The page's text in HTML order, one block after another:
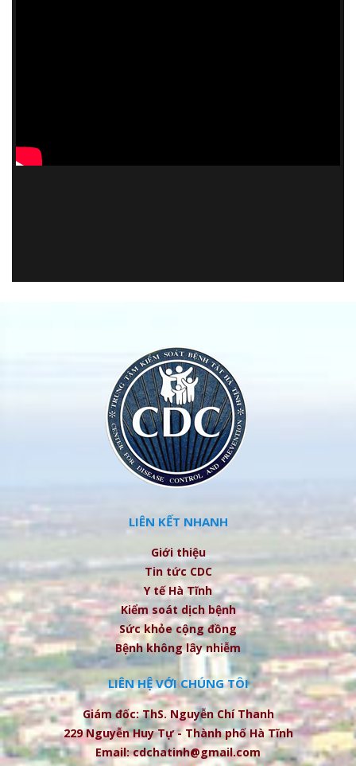
LIÊN KẾT NHANH
Giới thiệu
Tin tức CDC
Y tế Hà Tĩnh
Kiểm soát dịch bệnh
Sức khỏe cộng đồng
Bệnh không lây nhiễm
LIÊN HỆ VỚI CHÚNG TÔI
Giám đốc: ThS. Nguyễn Chí Thanh
229 Nguyễn Huy Tự - Thành phố Hà Tĩnh
Email: cdchatinh@gmail.com